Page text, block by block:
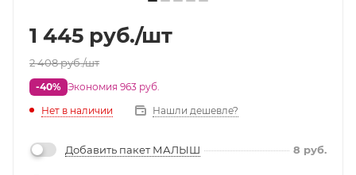
1 445 руб./шт
2 408руб./шт
-40% Экономия 963 руб.
Нет в наличии
Нашли дешевле?
Добавить пакет МАЛЫШ 8 руб.